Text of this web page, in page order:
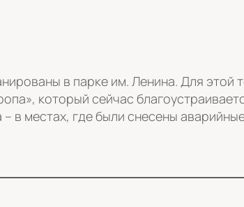
в парке им. Ленина. Для этой
который сейчас
в местах, где были снесены